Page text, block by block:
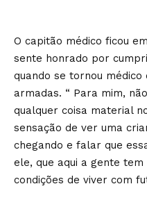
O capitão médico ficou
sente honrado por
quando se tornou
armadas. “ Para mim,
qualquer coisa material
sensação de ver uma
chegando e falar que
ele, que aqui a gente
condições de viver com